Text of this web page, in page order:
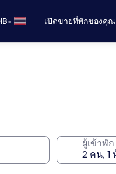
• เปิดขายที่พักของคุณ
ผู้เข้าพัก